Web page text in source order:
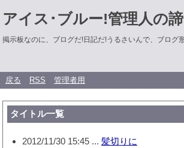
アイス･ブルー!管理人の
掲示板なのに、ブログだ!日記だ!うるさいんで、ブログ
戻る RSS 管理者用
タイトル一覧
2012/11/30 15:45 ... 髪切りに